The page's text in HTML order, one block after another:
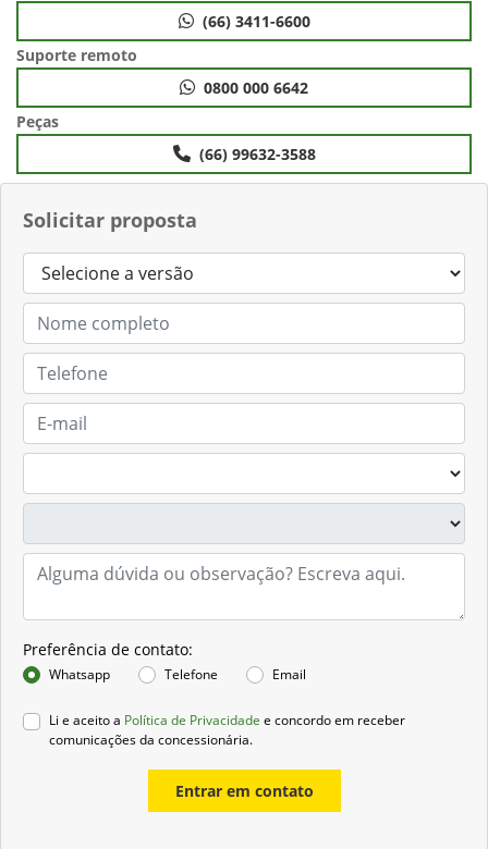
Solicitar proposta
Preferência de contato:
Whatsapp Telefone Email
Li e aceito a Política de Privacidade e concordo em receber
comunicações da concessionária.
Entrar em contato
(66) 3411-6600
Suporte remoto
0800 000 6642
Peças
(66) 99632-3588